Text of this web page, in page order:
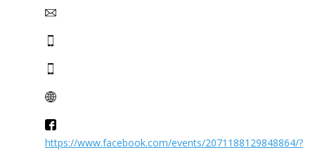
https://www.facebook.com/events/2071188129848864/?